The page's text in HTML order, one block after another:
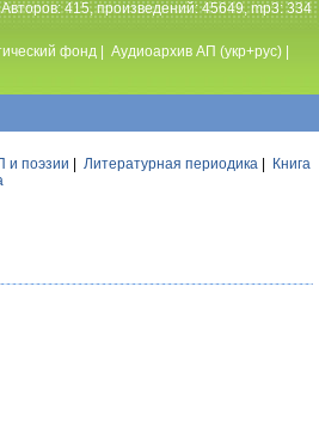
Авторов: 415, произведений: 45649, mp3: 334
фонд Аудиоархив АП (укр+рус)
и поэзии Литературная периодика
Книга